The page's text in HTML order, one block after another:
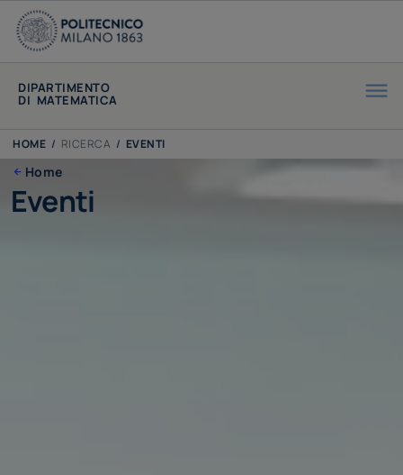
DIPARTIMENTO
DI MATEMATICA
HOME / RICERCA / EVENTI
Home
Eventi